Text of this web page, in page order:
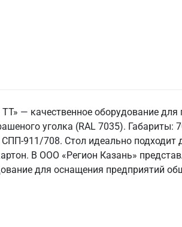
— качественное оборудование
уголка (RAL 7035).
911/708. Стол идеально подходит
В ООО «Регион Казань»
для оснащения предприятий